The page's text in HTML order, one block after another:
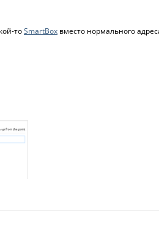
тоSmartBox вместо нормального